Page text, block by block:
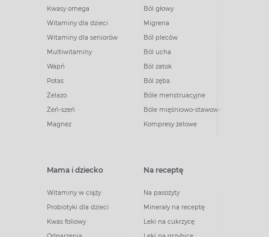
Kwasy omega
Witaminy dla dzieci
Witaminy dla seniorów
Multiwitaminy
Wapń
Potas
Żelazo
Żeń-szeń
Magnez
Ból głowy
Migrena
Ból pleców
Ból ucha
Ból zatok
Ból zęba
Bóle menstruacyjne
Bóle mięśniowo-stawowe
Kompresy żelowe
Mama i dziecko
Witaminy w ciąży
Probiotyki dla dzieci
Kwas foliowy
Na receptę
Na pasożyty
Minerały na receptę
Leki na cukrzycę